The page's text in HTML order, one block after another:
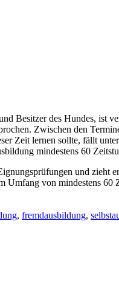
Besitzer des Hundes, ist
Zwischen den
Zeit lernen sollte, fällt
mindestens 60
und zieht
von mindestens 60
, fremdausbildung,